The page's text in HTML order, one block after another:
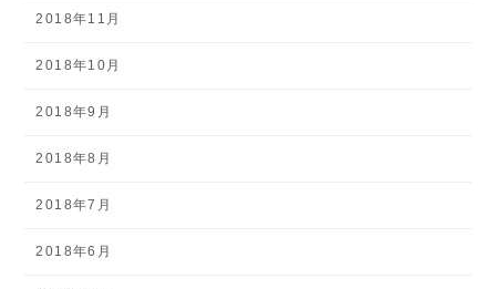
2018年11月
2018年10月
2018年9月
2018年8月
2018年7月
2018年6月